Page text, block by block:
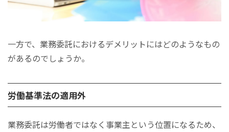
一方で、業務委託におけるデメリットにはどのようなもの
があるのでしょうか。
労働基準法の適用外
業務委託は労働者ではなく事業主という位置になるため、